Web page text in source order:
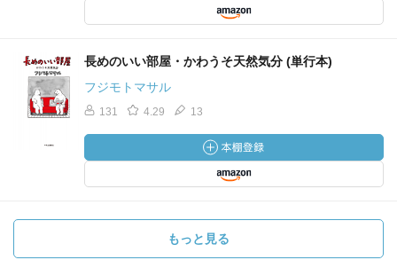
長めのいい部屋・かわうそ天然気分 (単行本)
フジモトマサル
131 4.29 13
もっと見る